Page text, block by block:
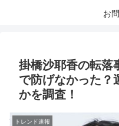
お
掛橋沙耶香の転落
で防げなかった？
かを調査！
トレンド速報